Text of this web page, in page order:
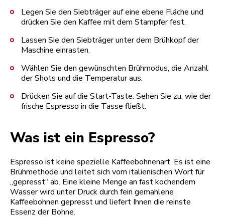
Legen Sie den Siebträger auf eine ebene Fläche und
drücken Sie den Kaffee mit dem Stampfer fest.
Lassen Sie den Siebträger unter dem Brühkopf der
Maschine einrasten.
Wählen Sie den gewünschten Brühmodus, die Anzahl
der Shots und die Temperatur aus.
Drücken Sie auf die Start-Taste. Sehen Sie zu, wie der
frische Espresso in die Tasse fließt.
Was ist ein Espresso?
Espresso ist keine spezielle Kaffeebohnenart. Es ist eine
Brühmethode und leitet sich vom italienischen Wort für
„gepresst“ ab. Eine kleine Menge an fast kochendem
Wasser wird unter Druck durch fein gemahlene
Kaffeebohnen gepresst und liefert Ihnen die reinste
Essenz der Bohne.